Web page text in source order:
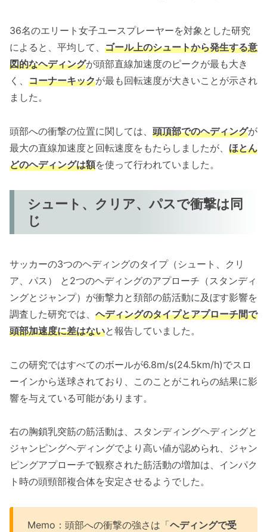
36名のエリート女子ユースプレーヤーを対象とした研究
によると、平均して、 ゴール上のシュートから発生する意
図的なヘディングが頭部直線加速度のピークが最も大き
く、 コーナーキックが最も回転速度が大きいことが示され
ました。
頭部への衝撃の位置に関しては、 頭頂部でのヘディングが
最大の直線加速度と回転速度をもたらしましたが、 ほとん
どのヘディングは額を使って行われていました。
シュート、クリア、パスで衝撃は同
じ
サッカーの3つのヘディングのタイプ（シュート、クリ
ア、パス） と2つのヘディングのアプローチ（スタンディ
ングとジャンプ）が衝撃力と頚部の筋活動に及ぼす影響を
調査した研究では、 ヘディングのタイプとアプローチ間で
頭部加速度に差はないと報告していました。
この研究ではすべてのボールが6.8m/s(24.5km/h)でスロ
ーインから送球されており、このことがこれらの結果に影
響を与えている可能があります。
右の胸鎖乳突筋の筋活動は、スタンディングヘディングと
ジャンピングヘディングでより高い値が認められ、ジャン
ピングアプローチで観察された筋活動の増加は、インパク
ト時の頭頸部複合体を安定させるようでした。
Memo：頭部への衝撃の強さは「ヘディングで受